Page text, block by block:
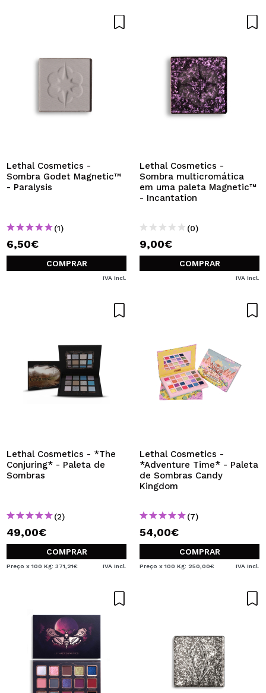
Lethal Cosmetics -
Sombra Godet Magnetic™
- Paralysis
(1)
6,50€
COMPRAR
IVA Incl.
Lethal Cosmetics -
Sombra multicromática
em uma paleta Magnetic™
- Incantation
(0)
9,00€
COMPRAR
IVA Incl.
Lethal Cosmetics - *The
Conjuring* - Paleta de
Sombras
(2)
49,00€
COMPRAR
Preço x 100 Kg: 371,21€ IVA Incl.
Lethal Cosmetics -
*Adventure Time* - Paleta
de Sombras Candy
Kingdom
(7)
54,00€
COMPRAR
Preço x 100 Kg: 250,00€ IVA Incl.